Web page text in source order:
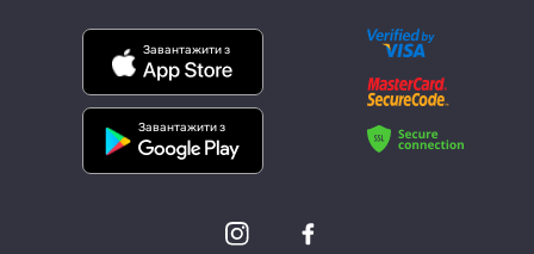
Завантажити з
Завантажити з